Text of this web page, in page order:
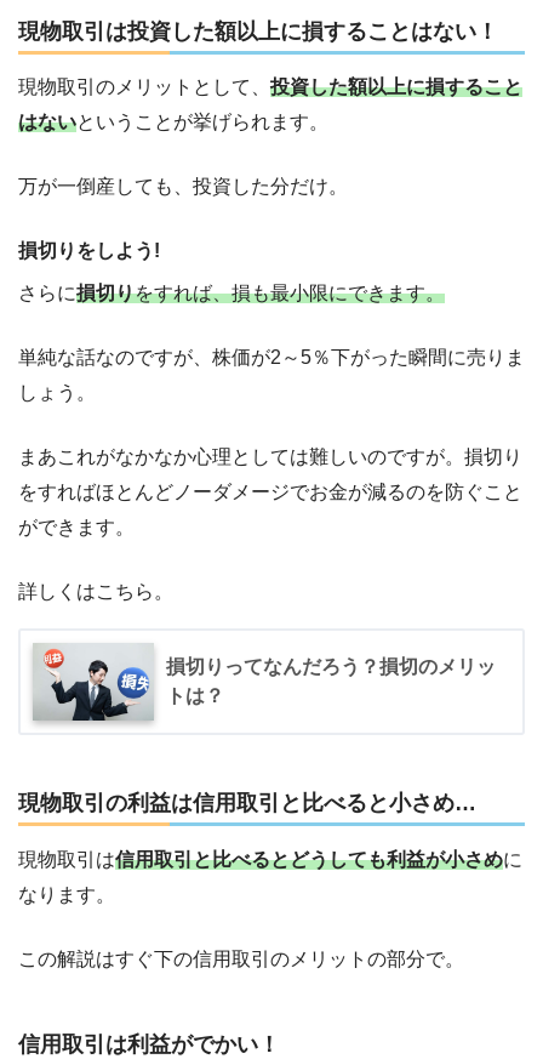
現物取引は投資した額以上に損することはない！
現物取引のメリットとして、 投資した額以上に損すること
はないということが挙げられます。
万が一倒産しても、投資した分だけ。
損切りをしよう!
さらに損切りをすれば、損も最小限にできます。
単純な話なのですが、株価が2～5％下がった瞬間に売りま
しょう。
まあこれがなかなか心理としては難しいのですが。損切り
をすればほとんどノーダメージでお金が減るのを防ぐこと
ができます。
詳しくはこちら。
損切りってなんだろう？損切のメリッ
トは？
現物取引の利益は信用取引と比べると小さめ…
現物取引は信用取引と比べるとどうしても利益が小さめに
なります。
この解説はすぐ下の信用取引のメリットの部分で。
信用取引は利益がでかい！